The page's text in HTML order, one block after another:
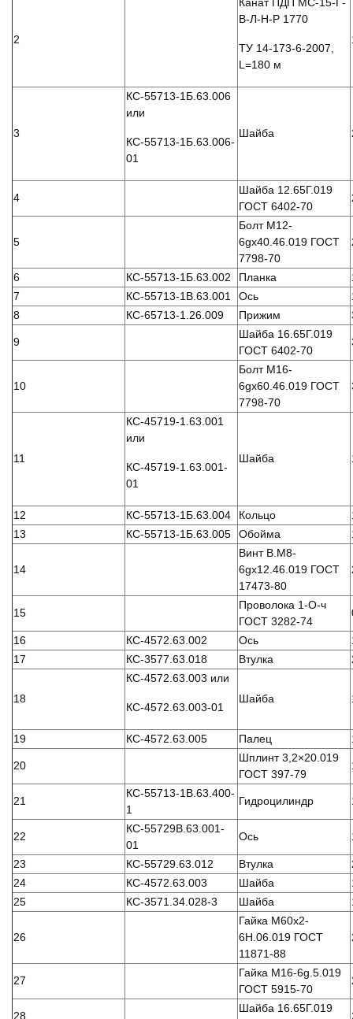
2
В-Л-Н-Р 1770
ТУ 14-173-6-2007,
L=180 м
3
КС-55713-1Б.63.006
или
КС-55713-1Б.63.006-
01
Шайба
4
Шайба 12.65Г.019
ГОСТ 6402-70
5
Болт М12-
6gx40.46.019 ГОСТ
7798-70
6 КС-55713-1Б.63.002 Планка
7
КС-55713-1В.63.001 Ось
8
КС-65713-1.26.009 Прижим
9
Шайба 16.65Г.019
ГОСТ 6402-70
10
Болт М16-
6gx60.46.019 ГОСТ
7798-70
11
КС-45719-1.63.001
или
КС-45719-1.63.001-
01
Шайба
12 КС-55713-1Б.63.004 Кольцо
13
КС-55713-1Б.63.005 Обойма
14
Винт B.М8-
6gx12.46.019 ГОСТ
17473-80
15
Проволока 1-О-ч
ГОСТ 3282-74
16 КС-4572.63.002 Ось
17
КС-3577.63.018 Втулка
18
КС-4572.63.003 или
КС-4572.63.003-01
Шайба
19 КС-4572.63.005 Палец
20
Шплинт 3,2×20.019
ГОСТ 397-79
21
КС-55713-1В.63.400-
1
Гидроцилиндр
22
КС-55729B.63.001-
01
Ось
23 КС-55729.63.012 Втулка
24
КС-4572.63.003 Шайба
25
КС-3571.34.028-3 Шайба
26
Гайка М60х2-
6Н.06.019 ГОСТ
11871-88
27
Гайка М16-6g.5.019
ГОСТ 5915-70
28
Шайба 16.65Г.019